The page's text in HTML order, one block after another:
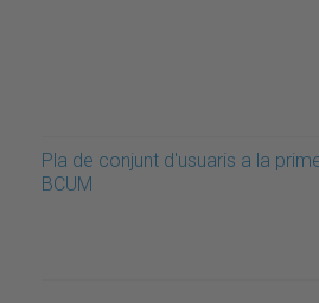
Pla de conjunt d'usuaris a la
BCUM